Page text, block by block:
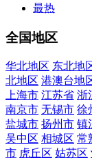
最热
全国地区
华北地区 东北地
北地区 港澳台地
上海市 江苏省 浙
南京市 无锡市 徐
盐城市 扬州市 镇
吴中区 相城区 常
市 虎丘区 姑苏区